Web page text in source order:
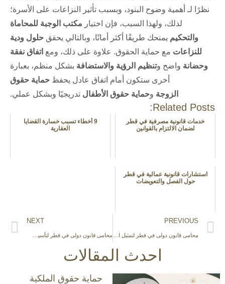
نظرًا لـ أهمية وضوح البنود، وبسبب تأثير النزاعات على الأسرة؛
لذلك، ولهذا السبب، فإن اختيار مكتب الوجبة للمحاماة
والتحكيم يمنحك طريقًا أكثر أمانًا، وبالتالي يحقق حلول ودية
للنزاعات مع حماية الحقوق. علاوة على ذلك، ومع اتفاق نفقة
وحضانة واضح وتنظيم الرؤية والاستضافة بشكل منظم، بعبارة
أخرى ستكون أمام اتفاق عادل يحفظ حماية حقوق
الزوجة وحماية حقوق الأطفال تدريجيًا وبشكل عملي.
Related Posts:
خدمات قانونية مصرفية في قطر
لضمان الالتزام بالقوانين
9 أخطاء تسبب خسارة القضايا
العقارية
استشارات قانونية عمالية في قطر
حول الفصل والتعويضات
PREVIOUS
NEXT
احدث المقالات
حماية حقوق الملكية